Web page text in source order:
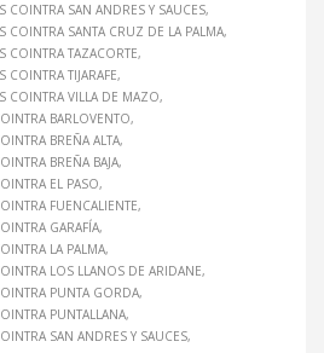
COINTRA SAN ANDRES Y SAUCES
COINTRA SANTA CRUZ DE LA PALMA
COINTRA TAZACORTE
COINTRA TIJARAFE
COINTRA VILLA DE MAZO
BARLOVENTO
BREÑA ALTA
BREÑA BAJA
EL PASO
FUENCALIENTE
GARAFÍA
LA PALMA
LOS LLANOS DE ARIDANE
PUNTA GORDA
PUNTALLANA
SAN ANDRES Y SAUCES